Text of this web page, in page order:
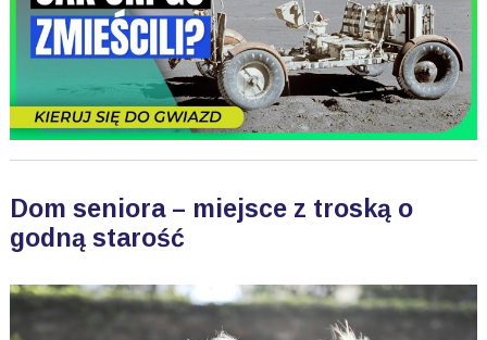
Dom seniora – miejsce z troską o
godną starość